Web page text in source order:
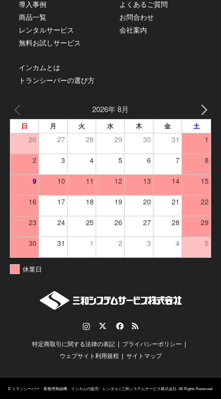
導入事例
商品一覧
レンタルサービス
無料お試しサービス
よくあるご質問
お問合わせ
会社案内
インカムとは
トランシーバーの選び方
2026年 8月
日 月 火 水 木 金 土
26 27 28 29 30 31 1
2 3 4 5 6 7 8
9 10 11 12 13 14 15
16 17 18 19 20 21 22
23 24 25 26 27 28 29
30 31 1 2 3 4 5
休業日
RSS
特定商取引に関する法律の表記
プライバシーポリシー
ウェブサイト利用規程
サイトマップ
© トランシーバー・業務用無線機・インカムの販売・レンタル | 三和システムサービス株式会社. All Rights Reserved.